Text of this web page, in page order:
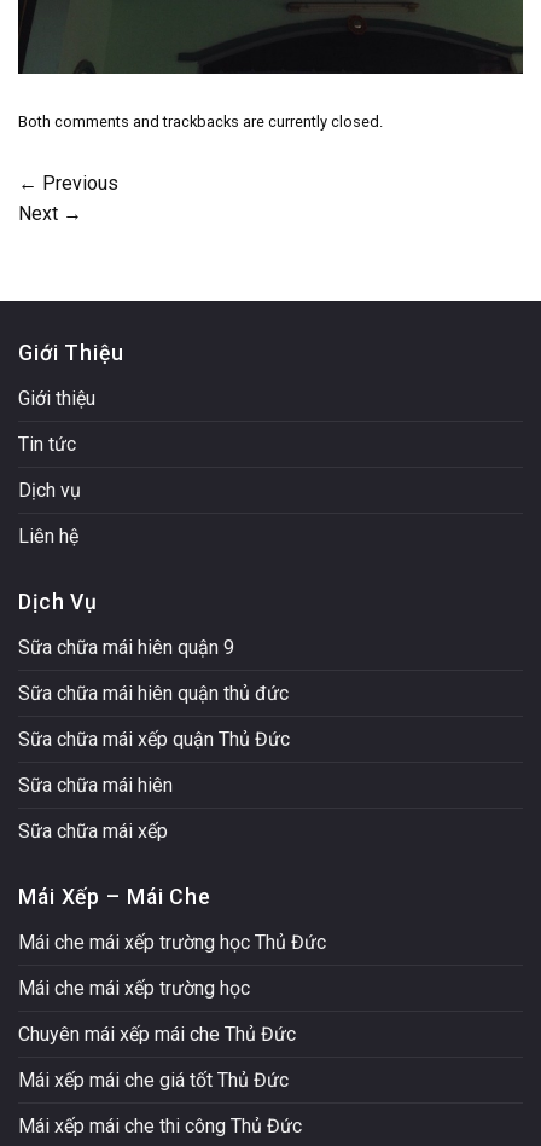
Both comments and trackbacks are currently closed.
← Previous
Next →
Giới Thiệu
Giới thiệu
Tin tức
Dịch vụ
Liên hệ
Dịch Vụ
Sữa chữa mái hiên quận 9
Sữa chữa mái hiên quận thủ đức
Sữa chữa mái xếp quận Thủ Đức
Sữa chữa mái hiên
Sữa chữa mái xếp
Mái Xếp – Mái Che
Mái che mái xếp trường học Thủ Đức
Mái che mái xếp trường học
Chuyên mái xếp mái che Thủ Đức
Mái xếp mái che giá tốt Thủ Đức
Mái xếp mái che thi công Thủ Đức